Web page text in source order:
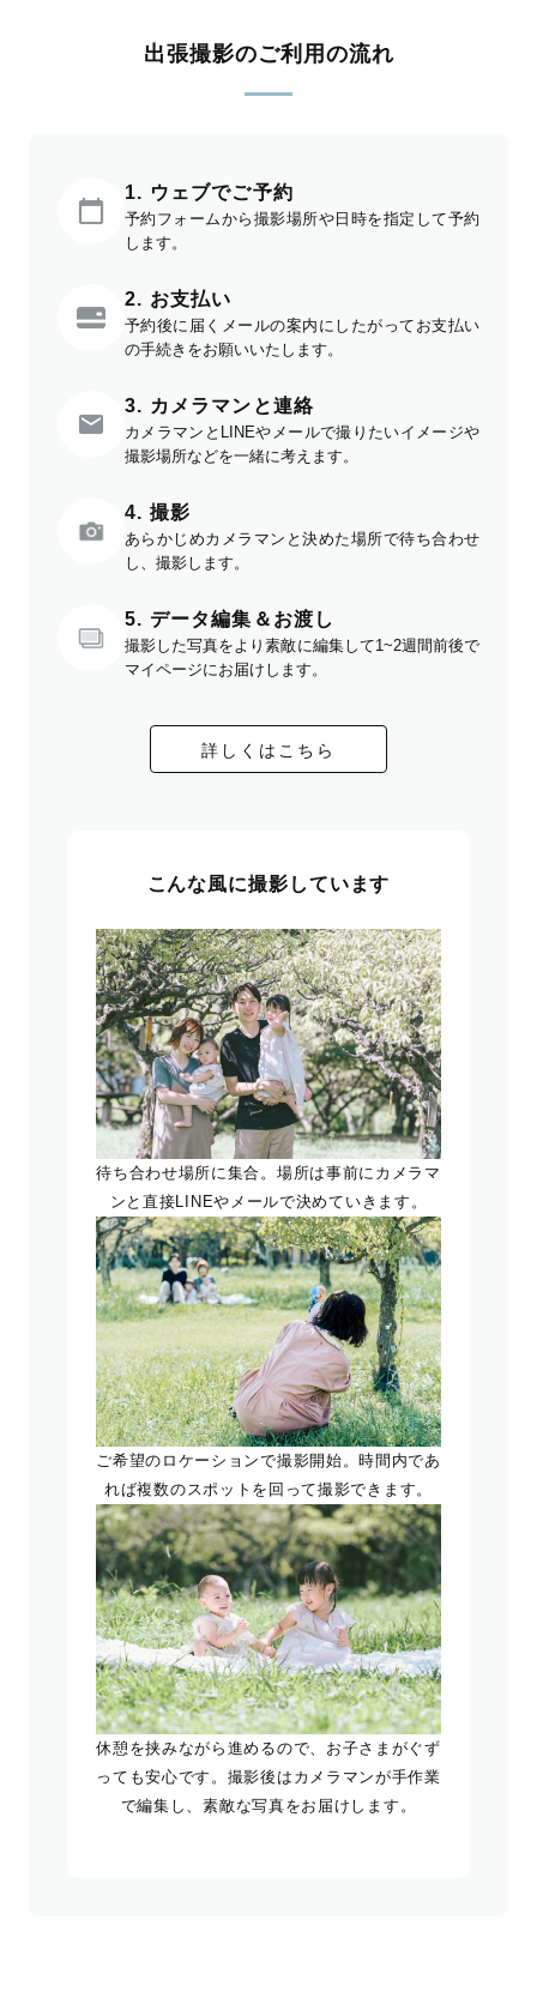
出張撮影のご利用の流れ
1. ウェブでご予約
予約フォームから撮影場所や日時を指定して予約
します。
2. お支払い
予約後に届くメールの案内にしたがってお支払い
の手続きをお願いいたします。
3. カメラマンと連絡
カメラマンとLINEやメールで撮りたいイメージや
撮影場所などを一緒に考えます。
4. 撮影
あらかじめカメラマンと決めた場所で待ち合わせ
し、撮影します。
5. データ編集＆お渡し
撮影した写真をより素敵に編集して1~2週間前後で
マイページにお届けします。
詳しくはこちら
こんな風に撮影しています
待ち合わせ場所に集合。場所は事前にカメラマ
ンと直接LINEやメールで決めていきます。
ご希望のロケーションで撮影開始。時間内であ
れば複数のスポットを回って撮影できます。
休憩を挟みながら進めるので、お子さまがぐず
っても安心です。撮影後はカメラマンが手作業
で編集し、素敵な写真をお届けします。